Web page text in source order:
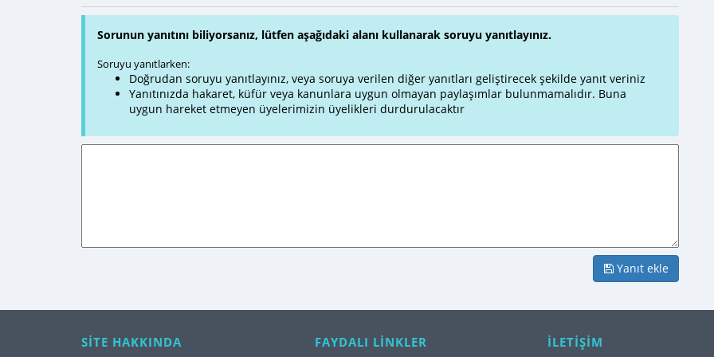
Sorunun yanıtını biliyorsanız, lütfen aşağıdaki alanı kullanarak soruyu yanıtlayınız.
Soruyu yanıtlarken:
Doğrudan soruyu yanıtlayınız, veya soruya verilen diğer yanıtları geliştirecek şekilde yanıt veriniz
Yanıtınızda hakaret, küfür veya kanunlara uygun olmayan paylaşımlar bulunmamalıdır. Buna
uygun hareket etmeyen üyelerimizin üyelikleri durdurulacaktır
Yanıt ekle
SİTE HAKKINDA FAYDALI LİNKLER İLETİŞİM